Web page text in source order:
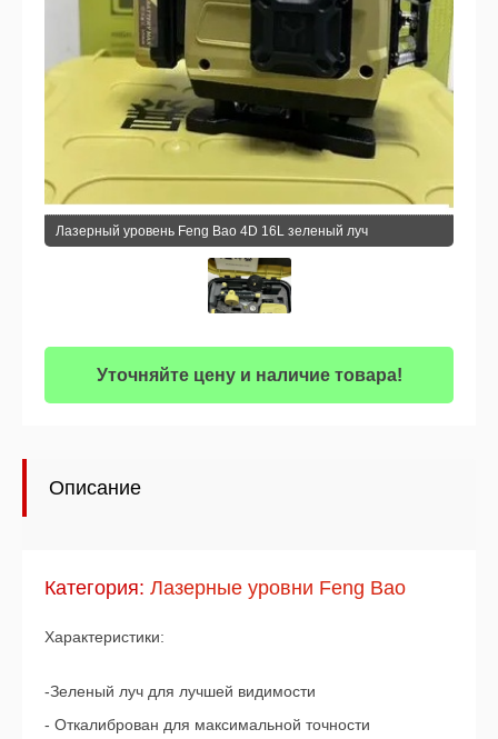
Лазерный уровень Feng Bao 4D 16L зеленый луч
Уточняйте цену и наличие товара!
Описание
Категория: Лазерные уровни Feng Bao
Характеристики:
-Зеленый луч для лучшей видимости
- Откалиброван для максимальной точности